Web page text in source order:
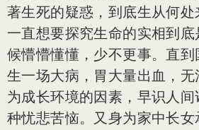
著生死的疑惑，到底生从何处
一直想要探究生命的实相到
候懵懵懂懂，少不更事。直
生一场大病，胃大量出血，
为成长环境的因素，早识人
种忧悲苦恼。又身为家中长女